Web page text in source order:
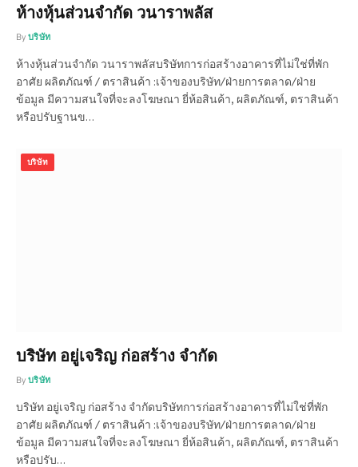
ห้างหุ้นส่วนจำกัด วนาราพลัส
By บริษัท
ห้างหุ้นส่วนจำกัด วนาราพลัสบริษัทการก่อสร้างอาคารที่ไม่ใช่ที่พัก
อาศัย ผลิตภัณฑ์ / ตราสินค้า :เจ้าของบริษัท/ฝ่ายการตลาด/ฝ่าย
ข้อมูล มีความสนใจที่จะลงโฆษณา ยี่ห้อสินค้า, ผลิตภัณฑ์, ตราสินค้า
หรือปรับฐานข…
บริษัท
บริษัท อยู่เจริญ ก่อสร้าง จำกัด
By บริษัท
บริษัท อยู่เจริญ ก่อสร้าง จำกัดบริษัทการก่อสร้างอาคารที่ไม่ใช่ที่พัก
อาศัย ผลิตภัณฑ์ / ตราสินค้า :เจ้าของบริษัท/ฝ่ายการตลาด/ฝ่าย
ข้อมูล มีความสนใจที่จะลงโฆษณา ยี่ห้อสินค้า, ผลิตภัณฑ์, ตราสินค้า
หรือปรับ…